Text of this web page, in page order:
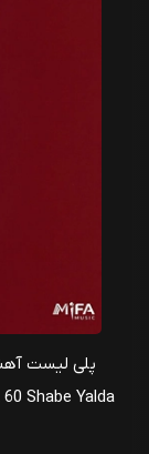
پلی لیست آهنگهای شاد
Shabe Yalda